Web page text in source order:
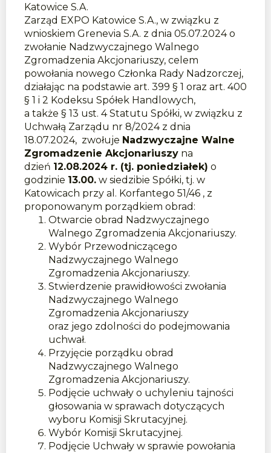
Katowice S.A.
Zarząd EXPO Katowice S.A., w związku z
wnioskiem Grenevia S.A. z dnia 05.07.2024 o
zwołanie Nadzwyczajnego Walnego
Zgromadzenia Akcjonariuszy, celem
powołania nowego Członka Rady Nadzorczej,
działając na podstawie art. 399 § 1 oraz art. 400
§ 1 i 2 Kodeksu Spółek Handlowych,
a także § 13 ust. 4 Statutu Spółki, w związku z
Uchwałą Zarządu nr 8/2024 z dnia
18.07.2024, zwołuje Nadzwyczajne Walne
Zgromadzenie Akcjonariuszy na
dzień 12.08.2024 r. (tj. poniedziałek) o
godzinie 13.00. w siedzibie Spółki, tj. w
Katowicach przy al. Korfantego 51/46 , z
proponowanym porządkiem obrad:
Otwarcie obrad Nadzwyczajnego
Walnego Zgromadzenia Akcjonariuszy.
Wybór Przewodniczącego
Nadzwyczajnego Walnego
Zgromadzenia Akcjonariuszy.
Stwierdzenie prawidłowości zwołania
Nadzwyczajnego Walnego
Zgromadzenia Akcjonariuszy
oraz jego zdolności do podejmowania
uchwał.
Przyjęcie porządku obrad
Nadzwyczajnego Walnego
Zgromadzenia Akcjonariuszy.
Podjęcie uchwały o uchyleniu tajności
głosowania w sprawach dotyczących
wyboru Komisji Skrutacyjnej.
Wybór Komisji Skrutacyjnej.
Podjęcie Uchwały w sprawie powołania